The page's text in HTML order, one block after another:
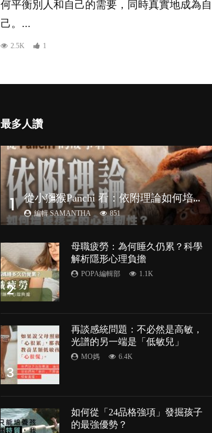
何平衡別人和自己的需要，同時真實地成為自
己。...
2.5K 1
最多人讚
1 從
小獼猴Panchi 看：依附理論如何培養孩子心理韌性？
編輯 SAMANTHA 851
2
母職疲勞：為何睡久仍累？科學
解析隱形心理負擔
POPA編輯部 1.1K
3
再談感統問題：不必然是高敏，
光譜的另一端是「低敏兒」
MO媽 6.4K
如何從「24品格強項」發掘孩子
的最強優勢？